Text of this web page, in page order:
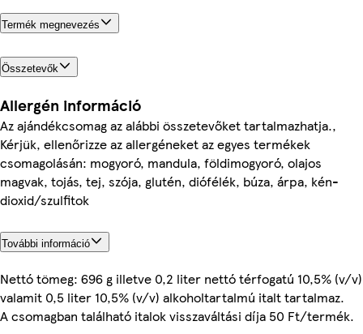
Termék megnevezés
Összetevők
Allergén információ
Az ajándékcsomag az alábbi összetevőket tartalmazhatja.,
Kérjük, ellenőrizze az allergéneket az egyes termékek
csomagolásán: mogyoró, mandula, földimogyoró, olajos
magvak, tojás, tej, szója, glutén, diófélék, búza, árpa, kén-
dioxid/szulfitok
További információ
Nettó tömeg: 696 g illetve 0,2 liter nettó térfogatú 10,5% (v/v)
valamit 0,5 liter 10,5% (v/v) alkoholtartalmú italt tartalmaz.
A csomagban található italok visszaváltási díja 50 Ft/termék.